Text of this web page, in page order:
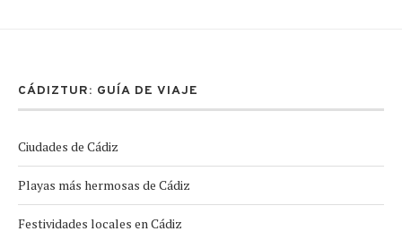
CÁDIZTUR: GUÍA DE VIAJE
Ciudades de Cádiz
Playas más hermosas de Cádiz
Festividades locales en Cádiz